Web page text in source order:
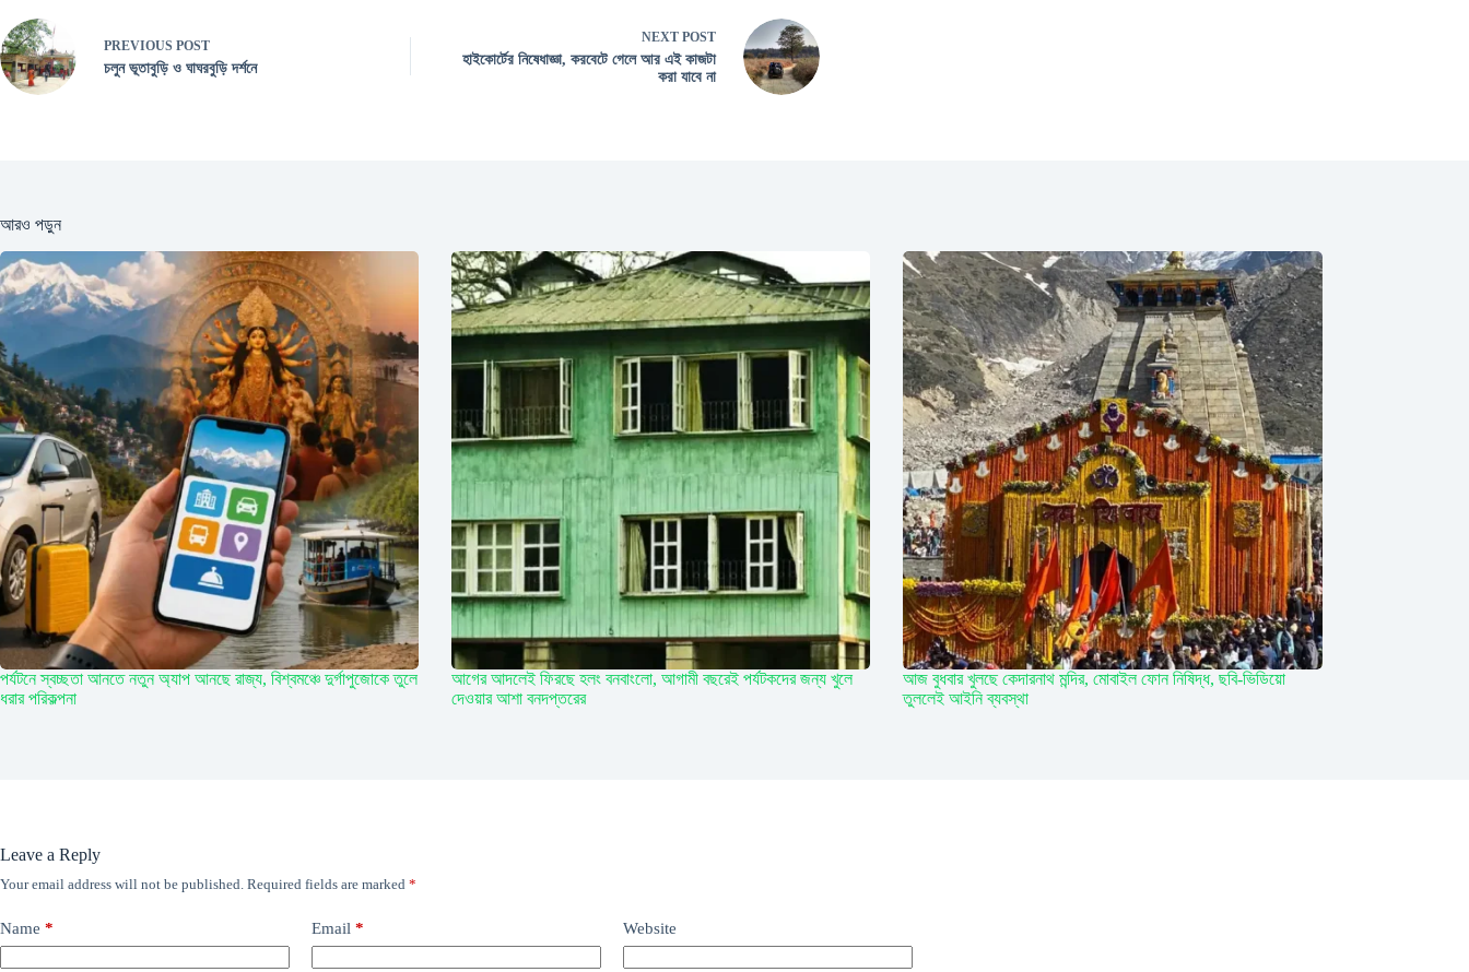
PREVIOUS POST
চলুন ভূতাবুড়ি ও ঘাঘরবুড়ি দর্শনে
NEXT POST
হাইকোর্টের নিষেধাজ্ঞা, করবেটে গেলে আর এই কাজটা
করা যাবে না
আরও পড়ুন
পর্যটনে স্বচ্ছতা আনতে নতুন অ্যাপ আনছে রাজ্য, বিশ্বমঞ্চে দুর্গাপুজোকে তুলে
ধরার পরিকল্পনা
আগের আদলেই ফিরছে হলং বনবাংলো, আগামী বছরেই পর্যটকদের জন্য খুলে
দেওয়ার আশা বনদপ্তরের
আজ বুধবার খুলছে কেদারনাথ মন্দির, মোবাইল ফোন নিষিদ্ধ, ছবি-ভিডিয়ো
তুললেই আইনি ব্যবস্থা
Leave a Reply
Your email address will not be published. Required fields are marked *
Name * Email * Website